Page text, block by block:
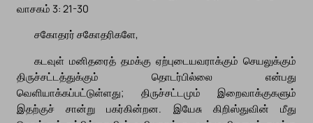
வாசகம் 3: 21-30
சகோதரர் சகோதரிகளே,
கடவுள் மனிதரைத் தமக்கு ஏற்புடையவராக்கும் செயலுக்கும்
திருச்சட்டத்துக்கும் தொடர்பில்லை என்பது
வெளியாக்கப்பட்டுள்ளது; திருச்சட்டமும் இறைவாக்குகளும்
இதற்குச் சான்று பகர்கின்றன. இயேசு கிறிஸ்துவின் மீது